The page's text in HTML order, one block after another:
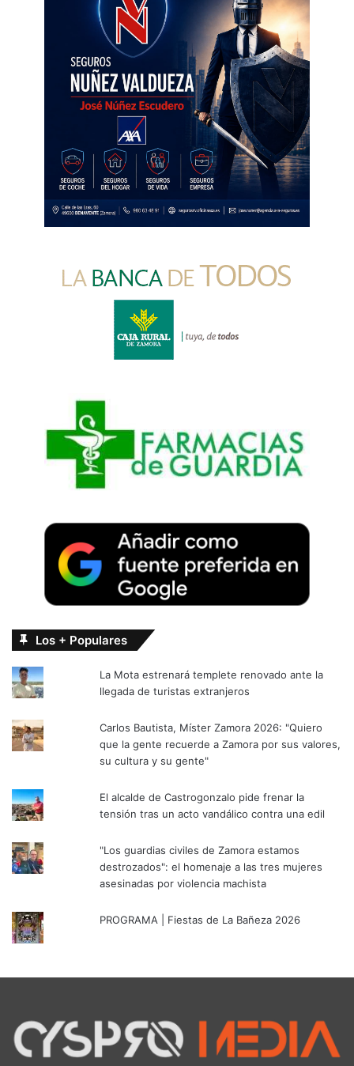
Los + Populares
La Mota estrenará templete renovado ante la
llegada de turistas extranjeros
Carlos Bautista, Míster Zamora 2026: "Quiero
que la gente recuerde a Zamora por sus valores,
su cultura y su gente"
El alcalde de Castrogonzalo pide frenar la
tensión tras un acto vandálico contra una edil
"Los guardias civiles de Zamora estamos
destrozados": el homenaje a las tres mujeres
asesinadas por violencia machista
PROGRAMA | Fiestas de La Bañeza 2026